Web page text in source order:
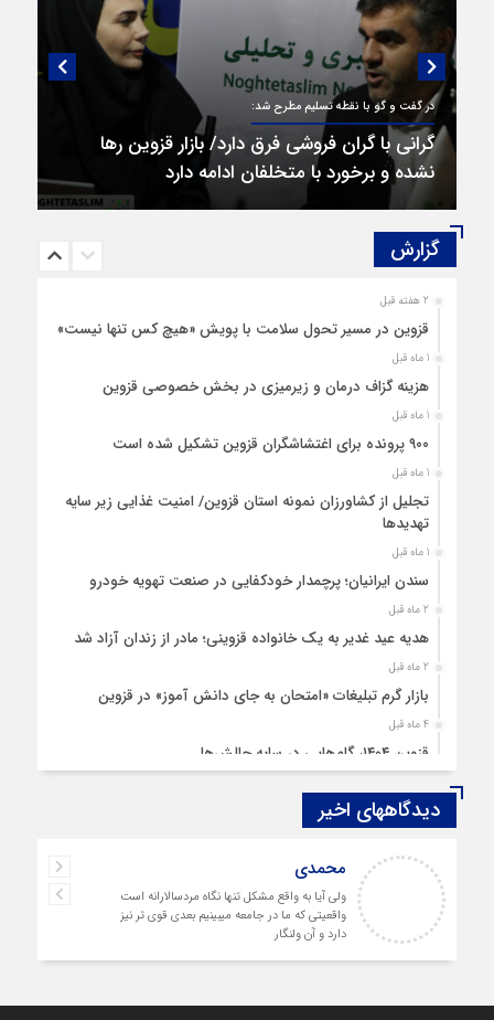
در گفت و گو با نقطه تسلیم مطرح شد:
گرانی با گران‌ فروشی فرق دارد/ بازار قزوین رها
نشده و برخورد با متخلفان ادامه دارد
گزارش‌
2 هفته قبل
قزوین در مسیر تحول سلامت با پویش «هیچ‌ کس تنها نیست»
1 ماه قبل
هزینه‌ گزاف درمان و زیرمیزی در بخش خصوصی قزوین
1 ماه قبل
۹۰۰ پرونده برای اغتشاشگران قزوین تشکیل شده است
1 ماه قبل
تجلیل از کشاورزان نمونه استان قزوین/ امنیت غذایی زیر سایه
تهدیدها
1 ماه قبل
سندن ایرانیان؛ پرچمدار خودکفایی در صنعت تهویه خودرو
2 ماه قبل
هدیه عید غدیر به یک خانواده قزوینی؛ مادر از زندان آزاد شد
2 ماه قبل
بازار گرم تبلیغات «امتحان به جای دانش‌ آموز» در قزوین
4 ماه قبل
قزوین ۱۴۰۴، گام‌هایی در سایه چالش‌ها
چهارشنبه‌ سوری بی‌غوغا
مردم قزوین زیر آوار گرانی مسکن
پمپ‌ بنزین سوخته قزوین قربانی بند «اغتشاش»
دیدگاههای اخیر
محمدی
ولی آیا به واقع مشکل تنها نگاه مردسالارانه است
واقعیتی که ما در جامعه میبینیم بعدی قوی تر نیز
دارد و آن ولنگار